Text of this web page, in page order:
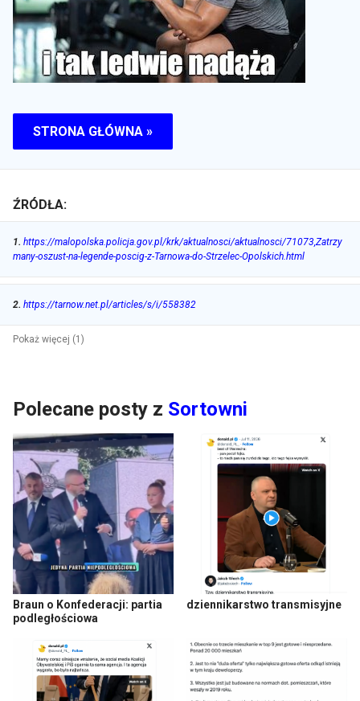
STRONA GŁÓWNA »
ŹRÓDŁA:
1. https://malopolska.policja.gov.pl/krk/aktualnosci/aktualnosci/71073,Zatrzy
many-oszust-na-legende-poscig-z-Tarnowa-do-Strzelec-Opolskich.html
2. https://tarnow.net.pl/articles/s/i/558382
Pokaż więcej (1)
Polecane posty z Sortowni
Braun o Konfederacji: partia
podległościowa
dziennikarstwo transmisyjne